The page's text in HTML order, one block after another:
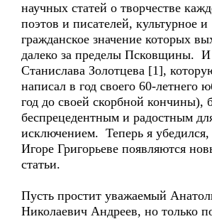
научных статей о творчестве
поэтов и писателей, культурное и
гражданское значение которых
далеко за пределы Псковщины. И
Станислава Золотцева [1],
написал в год своего 60-летнего
год до своей скорбной кончины),
беспрецедентным и радостным
исключением. Теперь я убедился,
Игоре Григорьеве появляются
статьи.
Пусть простит уважаемый
Николаевич Андреев, но только